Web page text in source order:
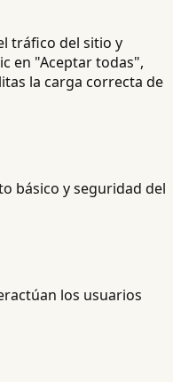
tráfico del sitio y
en "Aceptar todas",
la carga correcta de
básico y seguridad del
los usuarios